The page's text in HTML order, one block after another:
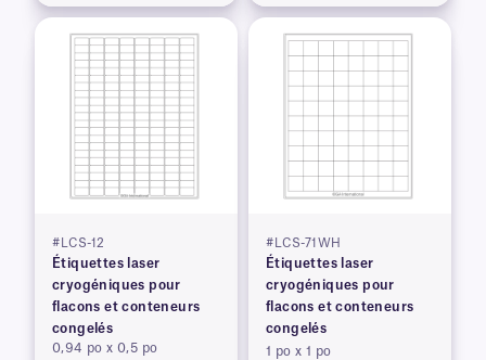
#LCS-12
Étiquettes laser
cryogéniques pour
flacons et conteneurs
congelés
0,94 po x 0,5 po
#LCS-71WH
Étiquettes laser
cryogéniques pour
flacons et conteneurs
congelés
1 po x 1 po